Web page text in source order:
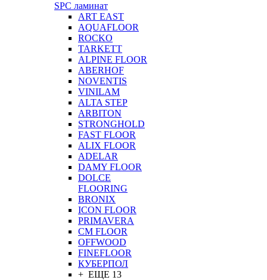
SPC ламинат
ART EAST
AQUAFLOOR
ROCKO
TARKETT
ALPINE FLOOR
ABERHOF
NOVENTIS
VINILAM
ALTA STEP
ARBITON
STRONGHOLD
FAST FLOOR
ALIX FLOOR
ADELAR
DAMY FLOOR
DOLCE
FLOORING
BRONIX
ICON FLOOR
PRIMAVERA
CM FLOOR
OFFWOOD
FINEFLOOR
КУБЕРПОЛ
+ ЕЩЕ 13